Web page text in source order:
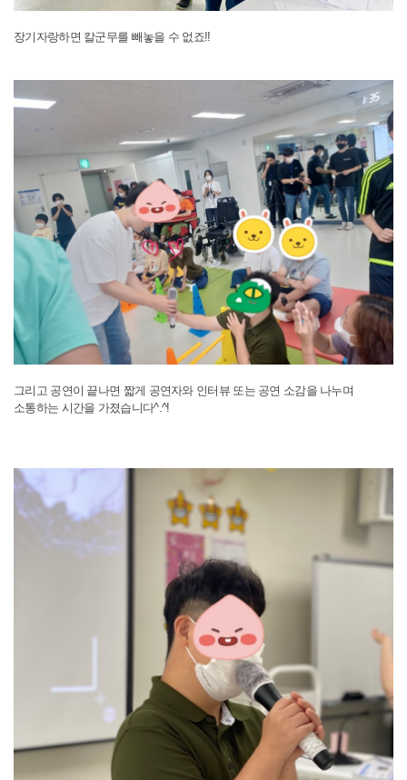
장기자랑하면 칼군무를 빼놓을 수 없죠!!
그리고 공연이 끝나면 짧게 공연자와 인터뷰 또는 공연 소감을 나누며
소통하는 시간을 가졌습니다^.^!